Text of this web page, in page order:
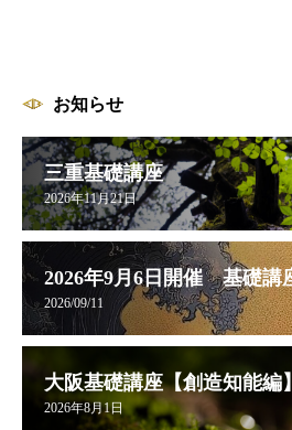
お知らせ
三重基礎講座
2026年11月21日
2026/09/11
大阪基礎講座【創造知能編】
2026年8月1日